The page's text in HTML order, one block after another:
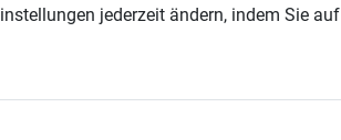
FÜR
jederzeit ändern, indem Sie